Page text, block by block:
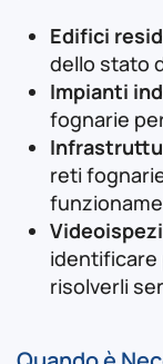
Edifici
dello stato
Impianti
fognarie
reti
identificare
risolverli